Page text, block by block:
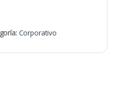
Corporativo